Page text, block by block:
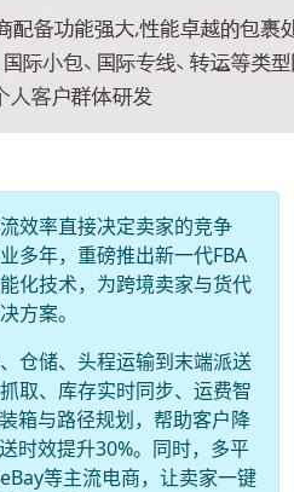
效率直接决定卖家的竞争
多年，重磅推出新一代FBA
化技术，为跨境卖家与货代
方案。
仓储、头程运输到末端派送
取、库存实时同步、运费智
箱与路径规划，帮助客户降
时效提升30%。同时，多平
等主流电商，让卖家一键